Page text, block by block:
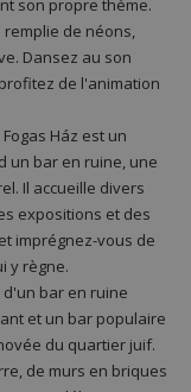
son propre thème.
de néons,
Dansez au son
de l'animation
Ház est un
un bar en ruine, une
Il accueille divers
expositions et des
imprégnez-vous de
y règne.
bar en ruine
et un bar populaire
du quartier juif.
de murs en briques